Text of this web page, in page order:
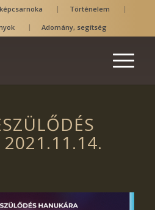
Történelem
Adomány, segítség
2021.11.14.